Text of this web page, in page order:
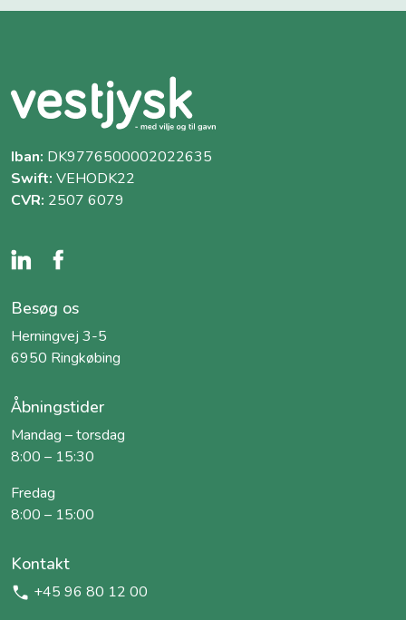
Iban: DK9776500002022635
Swift: VEHODK22
CVR: 2507 6079
Besøg os
Herningvej 3-5
6950 Ringkøbing
Åbningstider
Mandag – torsdag
8:00 – 15:30
Fredag
8:00 – 15:00
Kontakt
+45 96 80 12 00